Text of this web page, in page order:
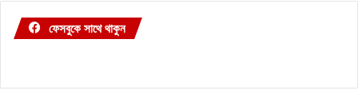
ফেসবুকে সাথে থাকুন